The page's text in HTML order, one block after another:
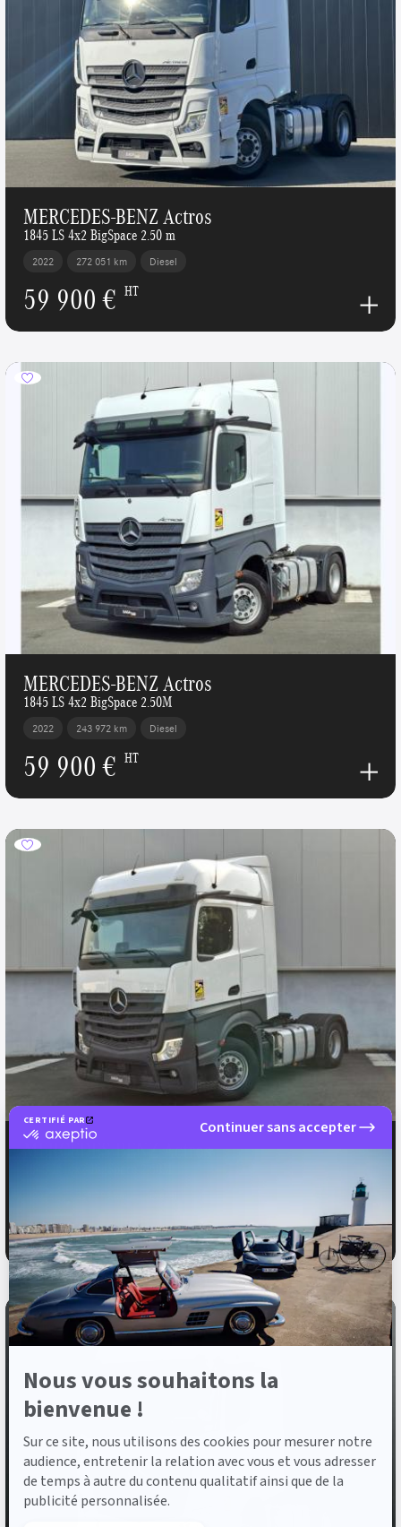
CERTIFIÉ PAR
certifié
sur
Axeptio
Continuer sans accepter
Nous vous souhaitons la
bienvenue !
Sur ce site, nous utilisons des cookies pour mesurer notre
audience, entretenir la relation avec vous et vous adresser
de temps à autre du contenu qualitatif ainsi que de la
publicité personnalisée.
MERCEDES-BENZ Actros
1845 LS 4x2 BigSpace 2.50 m
2022 272 051 km Diesel
59 900 € HT
MERCEDES-BENZ Actros
1845 LS 4x2 BigSpace 2.50M
2022 243 972 km Diesel
59 900 € HT
MERCEDES-BENZ Actros
59 900 € HT